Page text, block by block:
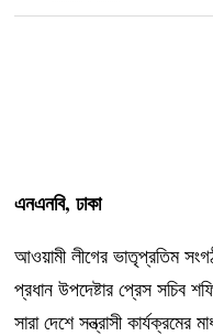
এনএনবি, ঢাকা
আওয়ামী লীগের ভাতৃপ্রতিম
প্রধান উপদেষ্টার প্রেস সচিব
সারা দেশে সন্ত্রাসী কার্যক্রমের